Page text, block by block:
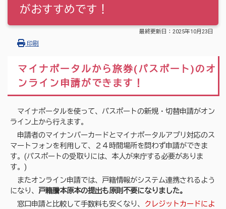
がおすすめです！
最終更新日： 2025年10月23日
印刷
マイナポータルから旅券(パスポート)のオ
ンライン申請ができます！
マイナポータルを使って、パスポートの新規・切替申請がオン
ライン上から行えます。
申請者のマイナンバーカードとマイナポータルアプリ対応のス
マートフォンを利用して、２４時間場所を問わず申請ができま
す。(パスポートの受取りには、本人が来庁する必要がありま
す。)
またオンライン申請では、戸籍情報がシステム連携されるよう
になり、戸籍謄本原本の提出も原則不要になりました。
窓口申請と比較して手数料も安くなり、 クレジットカードによ